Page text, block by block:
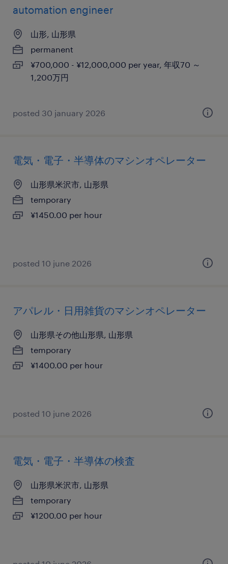
automation engineer
山形, 山形県
permanent
¥700,000 - ¥12,000,000 per year, 年収70 ～
1,200万円
posted 30 january 2026
電気・電子・半導体のマシンオペレーター
山形県米沢市, 山形県
temporary
¥1450.00 per hour
posted 10 june 2026
アパレル・日用雑貨のマシンオペレーター
山形県その他山形県, 山形県
temporary
¥1400.00 per hour
posted 10 june 2026
電気・電子・半導体の検査
山形県米沢市, 山形県
temporary
¥1200.00 per hour